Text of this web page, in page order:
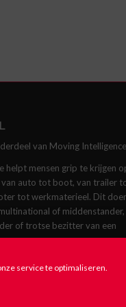
service te optimaliseren.
van Moving
helpt mensen grip te krijgen
van auto tot boot, van trailer
tot werkmaterieel. Dit
of middenstander,
of trotse bezitter van een